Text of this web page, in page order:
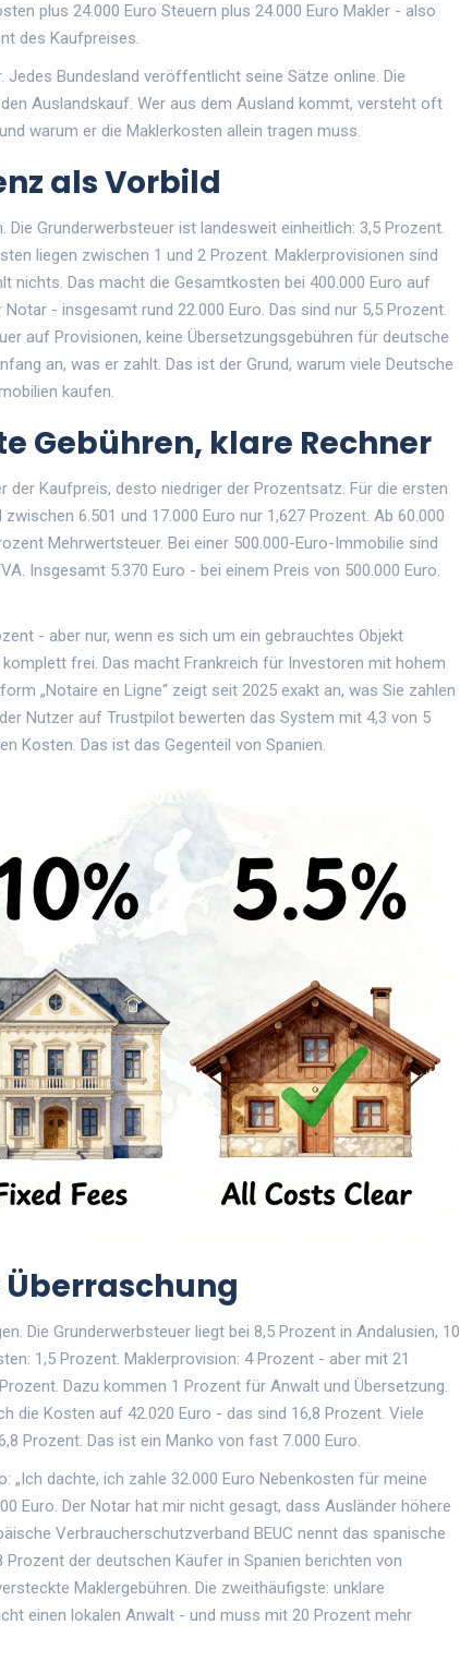
plus 24.000 Euro Steuern plus 24.000 Euro Makler - also
des Kaufpreises.
Jedes Bundesland veröffentlicht seine Sätze online. Die
Auslandskauf. Wer aus dem Ausland kommt, versteht oft
warum er die Maklerkosten allein tragen muss.
als Vorbild
Grunderwerbsteuer ist landesweit einheitlich: 3,5 Prozent.
liegen zwischen 1 und 2 Prozent. Maklerprovisionen sind
nichts. Das macht die Gesamtkosten bei 400.000 Euro auf
- insgesamt rund 22.000 Euro. Das sind nur 5,5 Prozent.
auf Provisionen, keine Übersetzungsgebühren für deutsche
an, was er zahlt. Das ist der Grund, warum viele Deutsche
kaufen.
Gebühren, klare Rechner
Kaufpreis, desto niedriger der Prozentsatz. Für die ersten
6.501 und 17.000 Euro nur 1,627 Prozent. Ab 60.000
Mehrwertsteuer. Bei einer 500.000-Euro-Immobilie sind
Insgesamt 5.370 Euro - bei einem Preis von 500.000 Euro.
- aber nur, wenn es sich um ein gebrauchtes Objekt
frei. Das macht Frankreich für Investoren mit hohem
„Notaire en Ligne“ zeigt seit 2025 exakt an, was Sie zahlen
Nutzer auf Trustpilot bewerten das System mit 4,3 von 5
Kosten. Das ist das Gegenteil von Spanien.
Die Grunderwerbsteuer liegt bei 8,5 Prozent in Andalusien, 10
1,5 Prozent. Maklerprovision: 4 Prozent - aber mit 21
Dazu kommen 1 Prozent für Anwalt und Übersetzung.
die Kosten auf 42.020 Euro - das sind 16,8 Prozent. Viele
Prozent. Das ist ein Manko von fast 7.000 Euro.
„Ich dachte, ich zahle 32.000 Euro Nebenkosten für meine
Euro. Der Notar hat mir nicht gesagt, dass Ausländer höhere
Verbraucherschutzverband BEUC nennt das spanische
Prozent der deutschen Käufer in Spanien berichten von
Maklergebühren. Die zweithäufigste: unklare
einen lokalen Anwalt - und muss mit 20 Prozent mehr